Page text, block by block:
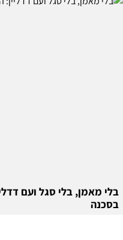
בלי מאמן, בלי סגל ועם
בסכנה